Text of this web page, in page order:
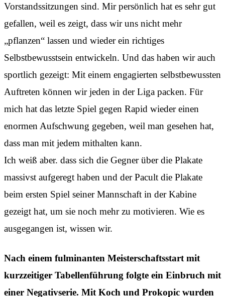
Vorstandssitzungen sind. Mir persönlich hat es sehr gut
gefallen, weil es zeigt, dass wir uns nicht mehr
„pflanzen“ lassen und wieder ein richtiges
Selbstbewusstsein entwickeln. Und das haben wir auch
sportlich gezeigt: Mit einem engagierten selbstbewussten
Auftreten können wir jeden in der Liga packen. Für
mich hat das letzte Spiel gegen Rapid wieder einen
enormen Aufschwung gegeben, weil man gesehen hat,
dass man mit jedem mithalten kann.
Ich weiß aber. dass sich die Gegner über die Plakate
massivst aufgeregt haben und der Pacult die Plakate
beim ersten Spiel seiner Mannschaft in der Kabine
gezeigt hat, um sie noch mehr zu motivieren. Wie es
ausgegangen ist, wissen wir.
Nach einem fulminanten Meisterschaftsstart mit
kurzzeitiger Tabellenführung folgte ein Einbruch mit
einer Negativserie. Mit Koch und Prokopic wurden